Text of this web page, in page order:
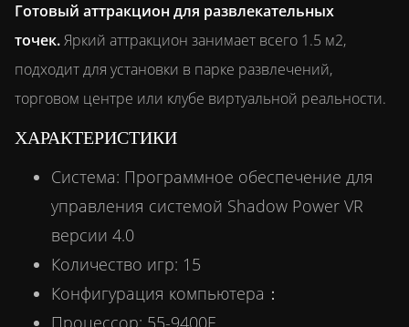
Готовый аттракцион для развлекательных
точек.Яркий аттракцион занимает всего 1.5 м2,
подходит для установки в парке развлечений,
торговом центре или клубе виртуальной реальности.
ХАРАКТЕРИСТИКИ
Система: Программное обеспечение для
управления системой Shadow Power VR
версии 4.0
Количество игр: 15
Конфигурация компьютера：